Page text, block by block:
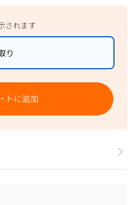
されます
り
トに追加